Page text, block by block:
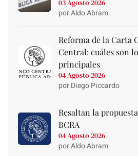
03 Agosto 2026
por Aldo Abram
Reforma de la Carta
Central: cuáles son
principales
04 Agosto 2026
por Diego Piccardo
Resaltan la
BCRA
04 Agosto 2026
por Aldo Abram